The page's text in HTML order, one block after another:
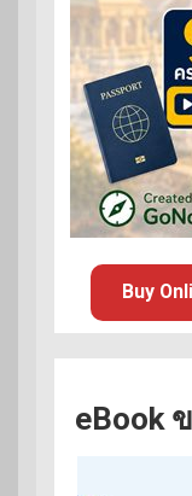
Buy
eBook